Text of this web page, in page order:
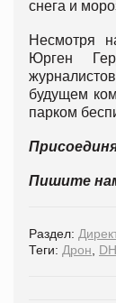
снега и
Несмотря
Юрген
будущем
парком
Пишите
Раздел:
Теги: Дрон